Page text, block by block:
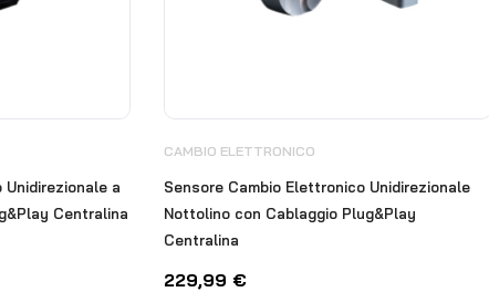
a
Centralina
CAMBIO ELETTRONICO
Sensore Cambio Elettronico Unidirezionale
Nottolino con Cablaggio Plug&Play
Centralina
229,99 €